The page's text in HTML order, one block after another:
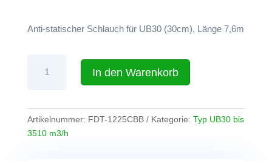
Anti-statischer Schlauch für UB30 (30cm), Länge 7,6m
statischer
UB30
(30cm),
In den Warenkorb
Artikelnummer: FDT-1225CBB Kategorie: Typ UB30 bis
3510 m3/h